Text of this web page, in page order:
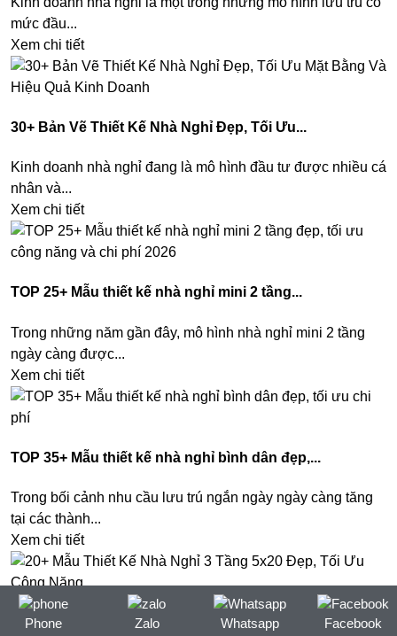
mức đầu...
Xem chi tiết
30+ Bản Vẽ Thiết Kế Nhà Nghỉ Đẹp, Tối Ưu...
Kinh doanh nhà nghỉ đang là mô hình đầu tư được nhiều cá
nhân và...
Xem chi tiết
TOP 25+ Mẫu thiết kế nhà nghỉ mini 2 tầng...
Trong những năm gần đây, mô hình nhà nghỉ mini 2 tầng
ngày càng được...
Xem chi tiết
TOP 35+ Mẫu thiết kế nhà nghỉ bình dân đẹp,...
Trong bối cảnh nhu cầu lưu trú ngắn ngày ngày càng tăng
tại các thành...
Xem chi tiết
20+ Mẫu Thiết Kế Nhà Nghỉ 3 Tầng 5x20 Đẹp,...
Phone Zalo Whatsapp Facebook